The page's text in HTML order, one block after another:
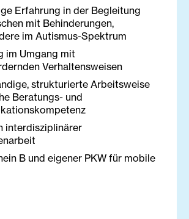
Erfahrung in der Begleitung
mit Behinderungen,
im Autismus-Spektrum
im Umgang mit
Verhaltensweisen
strukturierte Arbeitsweise
Beratungs- und
interdisziplinärer
B und eigener PKW für mobile